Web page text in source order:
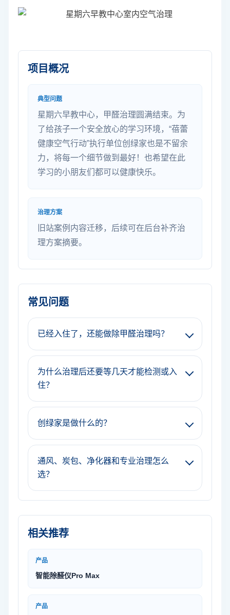
项目概况
典型问题
星期六早教中心，甲醛治理圆满结束。为
了给孩子一个安全放心的学习环境，“蓓蕾
健康空气行动”执行单位创绿家也是不留余
力，将每一个细节做到最好！也希望在此
学习的小朋友们都可以健康快乐。
治理方案
旧站案例内容迁移，后续可在后台补齐治
理方案摘要。
常见问题
已经入住了，还能做除甲醛治理吗？
为什么治理后还要等几天才能检测或入
住？
创绿家是做什么的？
通风、炭包、净化器和专业治理怎么
选？
相关推荐
产品
智能除醛仪Pro Max
产品